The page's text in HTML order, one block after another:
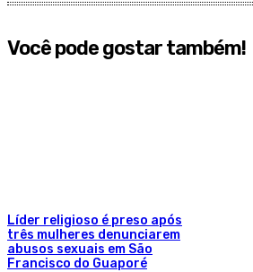
Você pode gostar também!
Líder religioso é preso após
três mulheres denunciarem
abusos sexuais em São
Francisco do Guaporé